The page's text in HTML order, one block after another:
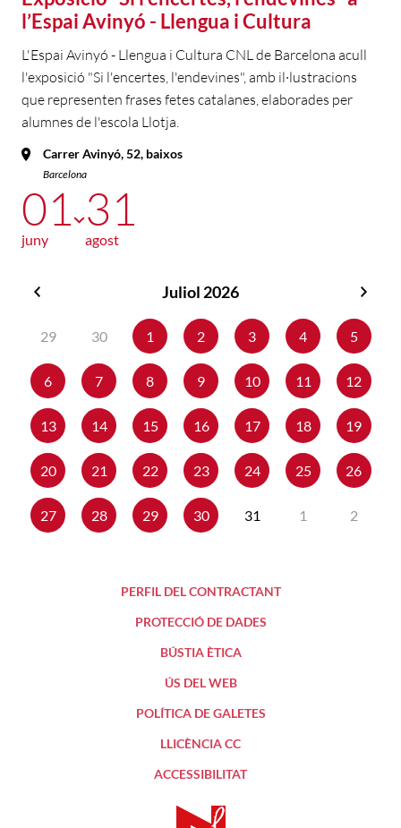
l’Espai Avinyó - Llengua i Cultura
L'Espai Avinyó - Llengua i Cultura CNL de Barcelona acull
l'exposició "Si l'encertes, l'endevines", amb il·lustracions
que representen frases fetes catalanes, elaborades per
alumnes de l'escola Llotja.
Carrer Avinyó, 52, baixos
Barcelona
01
juny
31
agost
Juliol 2026
29
30 1 2 3 4 5
6 7 8 9 10 11 12
13 14 15 16 17 18 19
20 21 22 23 24 25 26
27 28 29 30 31 1 2
PERFIL DEL CONTRACTANT
PROTECCIÓ DE DADES
BÚSTIA ÈTICA
ÚS DEL WEB
POLÍTICA DE GALETES
LLICÈNCIA CC
ACCESSIBILITAT